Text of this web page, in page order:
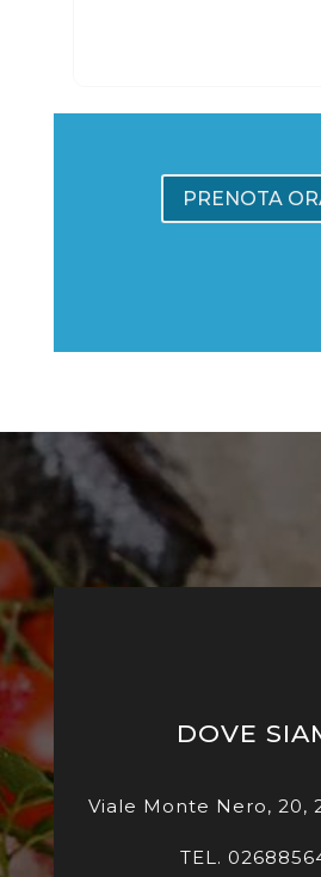
PRENOTA
DOVE
Viale Monte Nero, 20,
TEL.